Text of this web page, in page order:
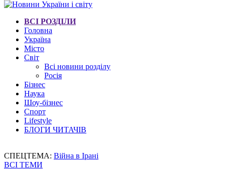
ВСІ РОЗДІЛИ
Головна
Україна
Місто
Світ
Всі новини розділу
Росія
Бізнес
Наука
Шоу-бізнес
Спорт
Lifestyle
БЛОГИ ЧИТАЧІВ
СПЕЦТЕМА: Війна в Ірані
ВСІ ТЕМИ